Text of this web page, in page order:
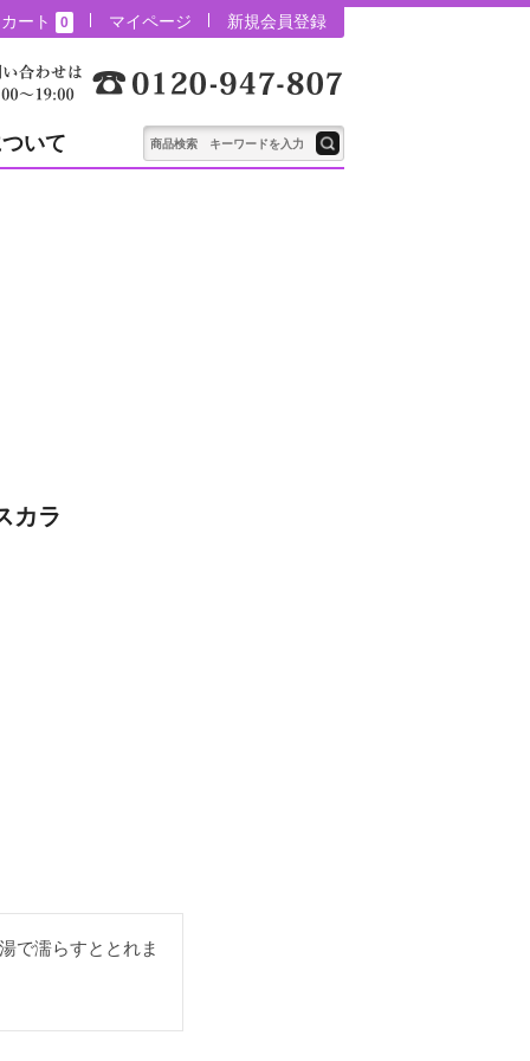
カート 0 マイページ 新規会員登録
いて
カラ
で濡らすととれま